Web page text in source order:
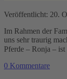
Veröffentlicht: 20.
Im Rahmen der
uns sehr traurig
Pferde – Ronja –
0 Kommentare